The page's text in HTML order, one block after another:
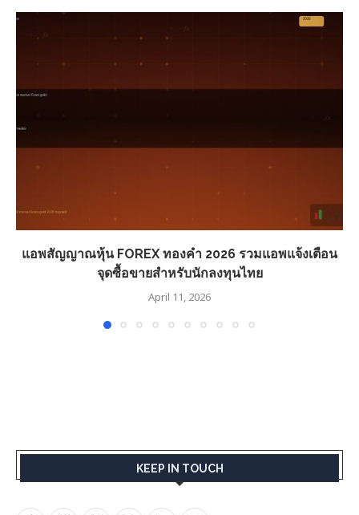
แอพสัญญาณหุ้น FOREX ทองคำ 2026 รวมแอพแจ้งเตือน
จุดซื้อขายสำหรับนักลงทุนไทย
April 11, 2026
KEEP IN TOUCH